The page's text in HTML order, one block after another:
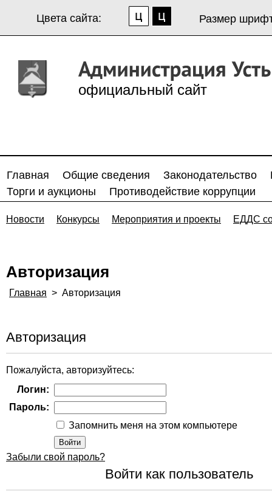
Цвета сайта: Размер
официальный сайт
Главная Общие сведения Законодательство
Торги и аукционы
Противодействие коррупции
Новости Конкурсы Мероприятия и проекты ЕДДС
Авторизация
Главная > Авторизация
Авторизация
Пожалуйста, авторизуйтесь:
Логин:
Пароль:
Запомнить меня на этом компьютере
Забыли свой пароль?
Войти как пользователь